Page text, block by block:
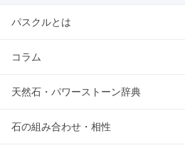
パスクルとは
コラム
天然石・パワーストーン辞典
石の組み合わせ・相性